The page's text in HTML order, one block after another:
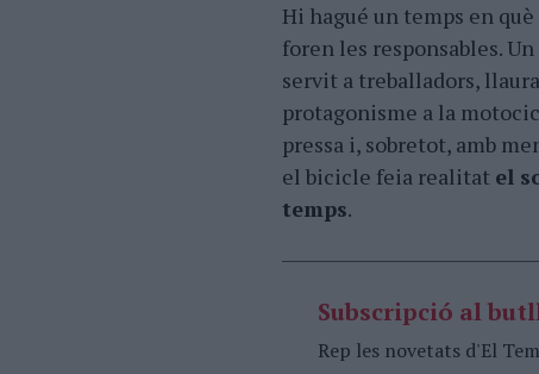
Hi hagué un temps en
foren les responsables.
servit a treballadors,
protagonisme a la
pressa i, sobretot, amb
el bicicle feia realitat el
temps.
Subscripció al
Rep les novetats d'El